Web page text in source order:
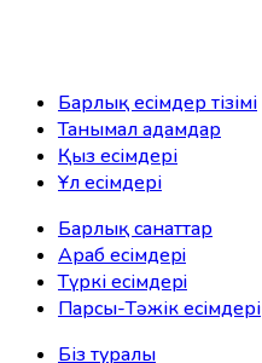
Барлық есімдер тізімі
Танымал адамдар
Қыз есімдері
Ұл есімдері
Барлық санаттар
Араб есімдерi
Түркі есімдерi
Парсы-Тәжік есімдері
Біз туралы